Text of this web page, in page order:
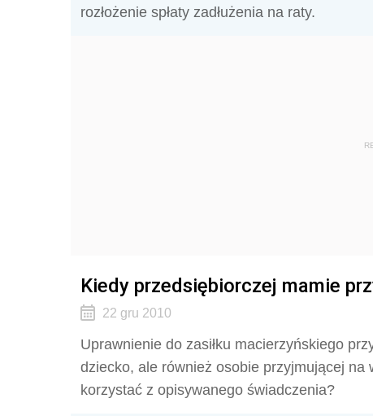
rozłożenie spłaty zadłużenia na raty.
Kiedy przedsiębiorczej mamie
22 gru 2010
Uprawnienie do zasiłku macierzyńskiego
dziecko, ale również osobie przyjmującej
korzystać z opisywanego świadczenia?